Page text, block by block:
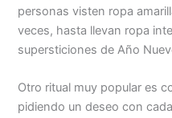
personas visten ropa
veces, hasta llevan ropa
supersticiones de Año
Otro ritual muy popular es
pidiendo un deseo con